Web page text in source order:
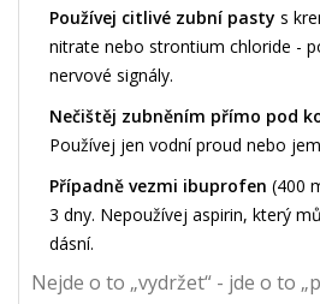
Používej citlivé zubní pasty s
nitrate nebo strontium chloride -
nervové signály.
Nečištěj zubněním přímo pod
Používej jen vodní proud nebo
Případně vezmi ibuprofen (400
3 dny. Nepoužívej aspirin, který
dásní.
Nejde o to „vydržet“ - jde o to